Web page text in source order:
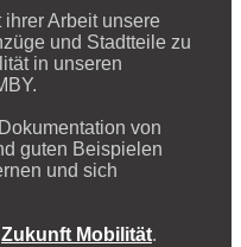
Arbeit unsere
und Stadtteile zu
in unseren
von
guten Beispielen
und sich
Zukunft Mobilität.